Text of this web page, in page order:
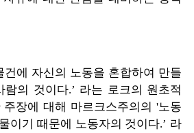
건에 자신의 노동을 혼합하여 만들
의 것이다.’ 라는 로크의 원초적
장에 대해 마르크스주의의 '노동
이기 때문에 노동자의 것이다.’ 라